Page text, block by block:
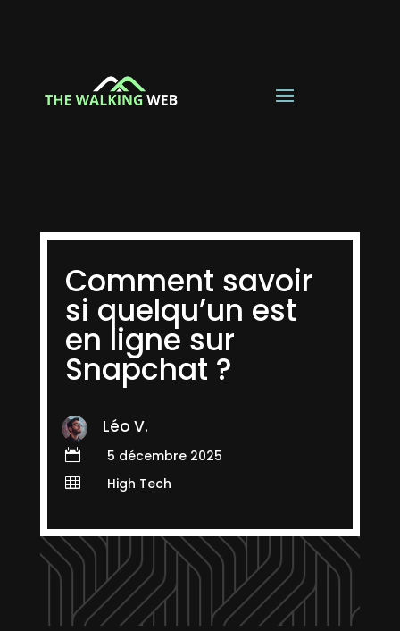
Comment savoir
si quelqu’un est
en ligne sur
Snapchat ?
Léo V.
 5 décembre 2025
 High Tech